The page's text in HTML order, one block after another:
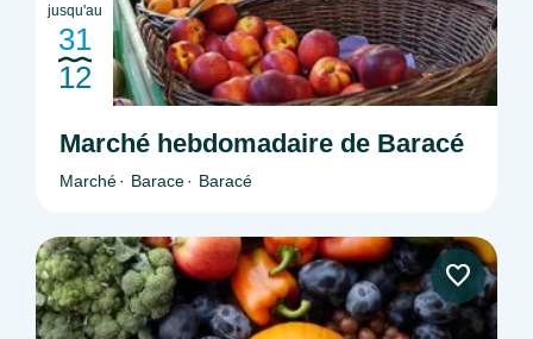
jusqu'au
31
12
Marché hebdomadaire de Baracé
Marché Barace Baracé